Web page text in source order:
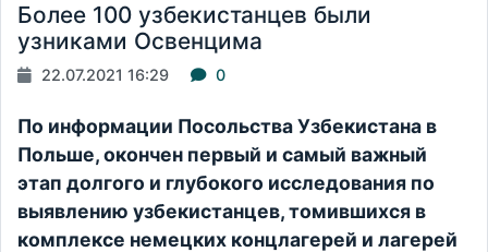
Более 100 узбекистанцев были
узниками Освенцима
22.07.2021 16:29 0
По информации Посольства Узбекистана в
Польше, окончен первый и самый важный
этап долгого и глубокого исследования по
выявлению узбекистанцев, томившихся в
комплексе немецких концлагерей и лагерей